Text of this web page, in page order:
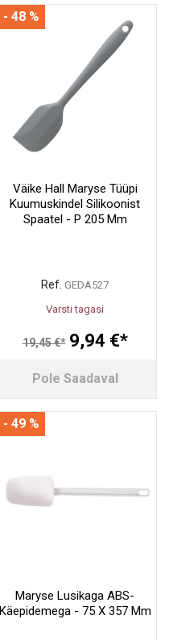
Väike Hall Maryse Tüüpi
Kuumuskindel Silikoonist
Spaatel - P 205 Mm
Ref. GEDA527
Varsti tagasi
19,45 €* 9,94 €*
- 48 %
Pole Saadaval
Maryse Lusikaga ABS-
Käepidemega - 75 X 357 Mm
- 49 %